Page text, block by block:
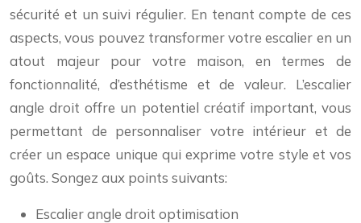
sécurité et un suivi régulier. En tenant compte de ces
aspects, vous pouvez transformer votre escalier en un
atout majeur pour votre maison, en termes de
fonctionnalité, d’esthétisme et de valeur. L’escalier
angle droit offre un potentiel créatif important, vous
permettant de personnaliser votre intérieur et de
créer un espace unique qui exprime votre style et vos
goûts. Songez aux points suivants:
Escalier angle droit optimisation